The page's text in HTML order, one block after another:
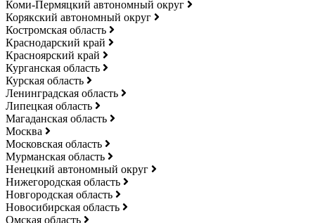
Коми-Пермяцкий автономный округ
Корякский автономный округ
Костромская область
Краснодарский край
Красноярский край
Курганская область
Курская область
Ленинградская область
Липецкая область
Магаданская область
Москва
Московская область
Мурманская область
Ненецкий автономный округ
Нижегородская область
Новгородская область
Новосибирская область
Омская область